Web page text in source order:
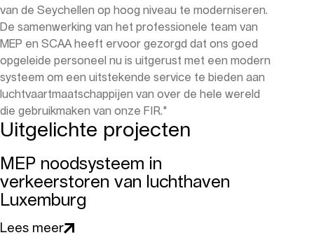
van de Seychellen op hoog niveau te moderniseren.
De samenwerking van het professionele team van
MEP en SCAA heeft ervoor gezorgd dat ons goed
opgeleide personeel nu is uitgerust met een modern
systeem om een uitstekende service te bieden aan
luchtvaartmaatschappijen van over de hele wereld
die gebruikmaken van onze FIR."
Uitgelichte projecten
MEP noodsysteem in
verkeerstoren van luchthaven
Luxemburg
Lees meer